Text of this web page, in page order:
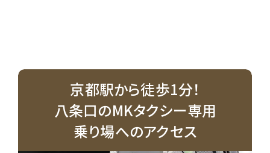
京都駅から徒歩1分！
八条口のMKタクシー専用
乗り場へのアクセス